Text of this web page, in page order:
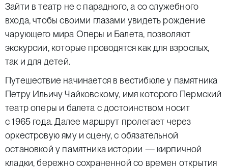
Зайти в театр не с парадного, а со служебного
входа, чтобы своими глазами увидеть рождение
чарующего мира Оперы и Балета, позволяют
экскурсии, которые проводятся как для взрослых,
так и для детей.
Путешествие начинается в вестибюле у памятника
Петру Ильичу Чайковскому, имя которого Пермский
театр оперы и балета с достоинством носит
с 1965 года. Далее маршрут пролегает через
оркестровую яму и сцену, с обязательной
остановкой у памятника истории — кирпичной
кладки, бережно сохраненной со времен открытия